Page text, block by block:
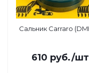
Сальник Carraro
610 руб./шт